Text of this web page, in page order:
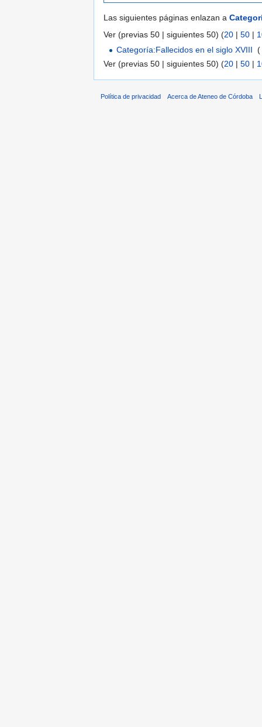
Las siguientes páginas enlazan a
Ver (previas 50 | siguientes 50) (20 | 50 |
Categoría:Fallecidos en el siglo XVIII
(
Ver (previas 50 | siguientes 50) (20 | 50 |
Política de privacidad Acerca de Ateneo de Córdoba